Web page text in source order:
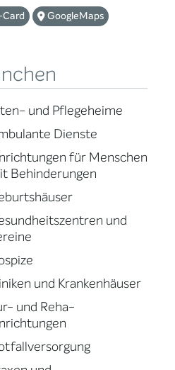
Card GoogleMaps
und Pflegeheime
Dienste
für Menschen
Behinderungen
und
und Krankenhäuser
und Reha-